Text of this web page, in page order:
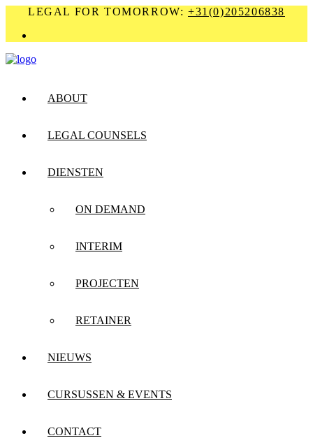
LEGAL FOR TOMORROW: +31(0)205206838
ABOUT
LEGAL COUNSELS
DIENSTEN
ON DEMAND
INTERIM
PROJECTEN
RETAINER
NIEUWS
CURSUSSEN & EVENTS
CONTACT